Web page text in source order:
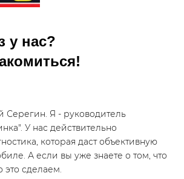
у нас?
Серегин. Я - руководитель
У нас действительно
которая даст объективную
А если вы уже знаете о том, что
это сделаем.​